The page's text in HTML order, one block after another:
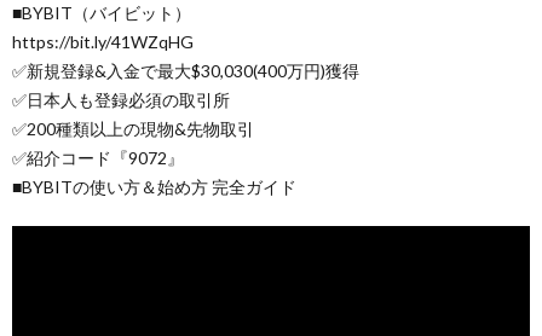
■BYBIT（バイビット）
https://bit.ly/41WZqHG
✅新規登録&入金で最大$30,030(400万円)獲得
✅日本人も登録必須の取引所
✅200種類以上の現物&先物取引
✅紹介コード『9072』
■BYBITの使い方＆始め方 完全ガイド